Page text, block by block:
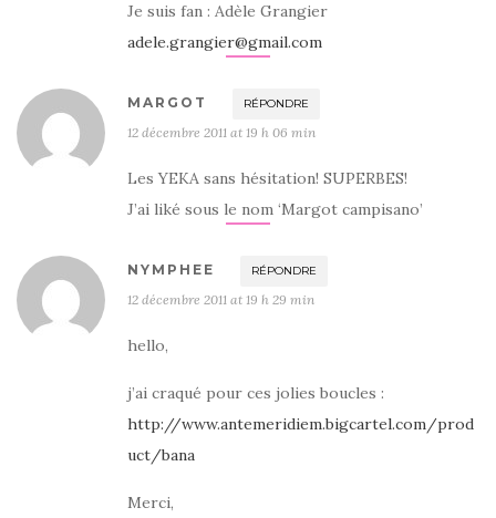
Je suis fan : Adèle Grangier
adele.grangier@gmail.com
MARGOT RÉPONDRE
12 décembre 2011 at 19 h 06 min
Les YEKA sans hésitation! SUPERBES!
J’ai liké sous le nom ‘Margot campisano’
NYMPHEE RÉPONDRE
12 décembre 2011 at 19 h 29 min
hello,
j’ai craqué pour ces jolies boucles :
http://www.antemeridiem.bigcartel.com/prod
uct/bana
Merci,